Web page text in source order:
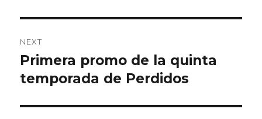
NEXT
Next
post:
Primera promo de la quinta
temporada de Perdidos